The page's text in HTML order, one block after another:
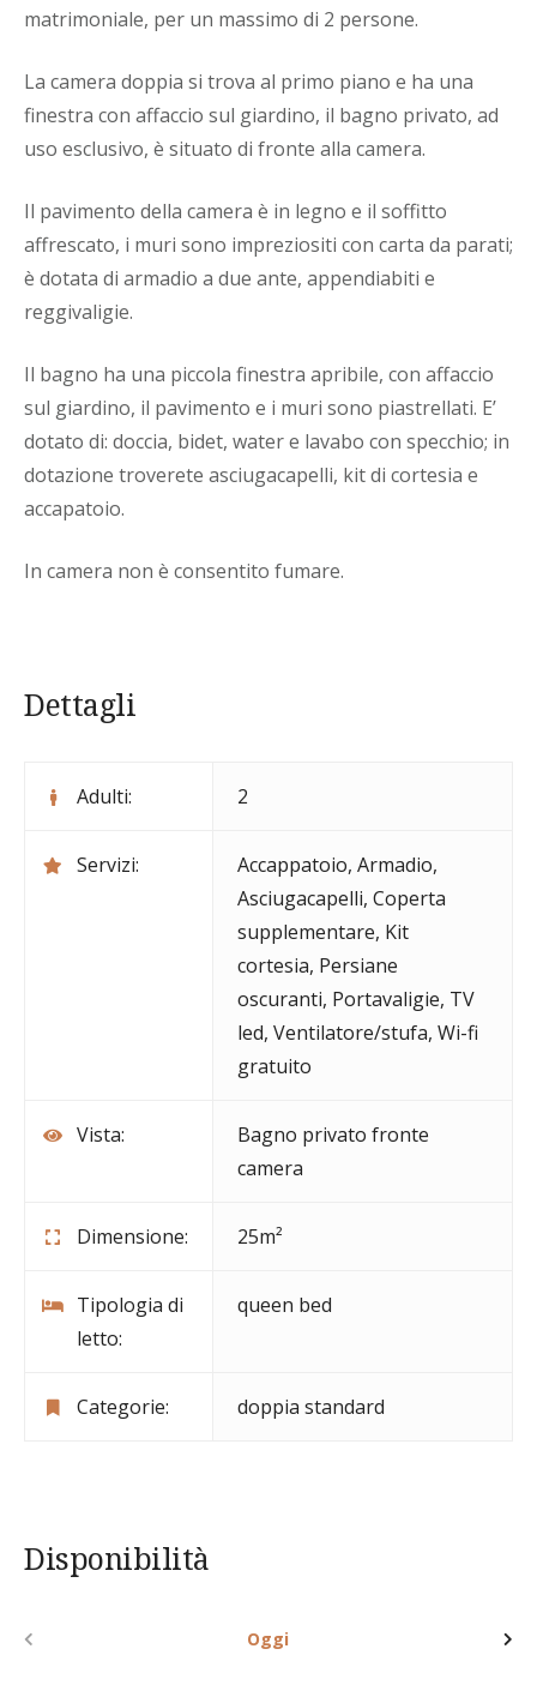
matrimoniale, per un massimo di 2 persone.
La camera doppia si trova al primo piano e ha una
finestra con affaccio sul giardino, il bagno privato, ad
uso esclusivo, è situato di fronte alla camera.
Il pavimento della camera è in legno e il soffitto
affrescato, i muri sono impreziositi con carta da parati;
è dotata di armadio a due ante, appendiabiti e
reggivaligie.
Il bagno ha una piccola finestra apribile, con affaccio
sul giardino, il pavimento e i muri sono piastrellati. E’
dotato di: doccia, bidet, water e lavabo con specchio; in
dotazione troverete asciugacapelli, kit di cortesia e
accapatoio.
In camera non è consentito fumare.
Dettagli
Adulti: 2
Servizi: Accappatoio, Armadio,
Asciugacapelli, Coperta
supplementare, Kit
cortesia, Persiane
oscuranti, Portavaligie, TV
led, Ventilatore/stufa, Wi-fi
gratuito
Vista:
Bagno privato fronte
camera
Dimensione: 25m²
Tipologia di
letto:
queen bed
Categorie: doppia standard
Disponibilità
Oggi